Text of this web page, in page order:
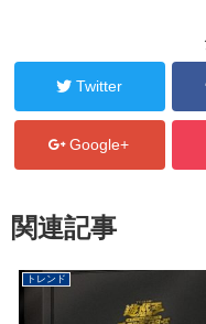
Twitter
Google+
関連記事
トレンド